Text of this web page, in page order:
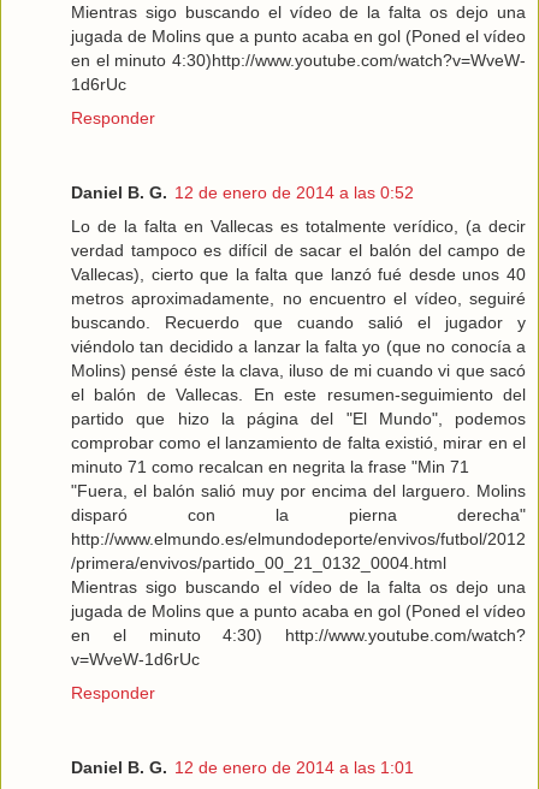
Mientras sigo buscando el vídeo de la falta os dejo una
jugada de Molins que a punto acaba en gol (Poned el vídeo
en el minuto 4:30)http://www.youtube.com/watch?v=WveW-
1d6rUc
Responder
Daniel B. G. 12 de enero de 2014 a las 0:52
Lo de la falta en Vallecas es totalmente verídico, (a decir
verdad tampoco es difícil de sacar el balón del campo de
Vallecas), cierto que la falta que lanzó fué desde unos 40
metros aproximadamente, no encuentro el vídeo, seguiré
buscando. Recuerdo que cuando salió el jugador y
viéndolo tan decidido a lanzar la falta yo (que no conocía a
Molins) pensé éste la clava, iluso de mi cuando vi que sacó
el balón de Vallecas. En este resumen-seguimiento del
partido que hizo la página del "El Mundo", podemos
comprobar como el lanzamiento de falta existió, mirar en el
minuto 71 como recalcan en negrita la frase "Min 71
"Fuera, el balón salió muy por encima del larguero. Molins
disparó con la pierna derecha"
http://www.elmundo.es/elmundodeporte/envivos/futbol/2012
/primera/envivos/partido_00_21_0132_0004.html
Mientras sigo buscando el vídeo de la falta os dejo una
jugada de Molins que a punto acaba en gol (Poned el vídeo
en el minuto 4:30) http://www.youtube.com/watch?
v=WveW-1d6rUc
Responder
Daniel B. G. 12 de enero de 2014 a las 1:01